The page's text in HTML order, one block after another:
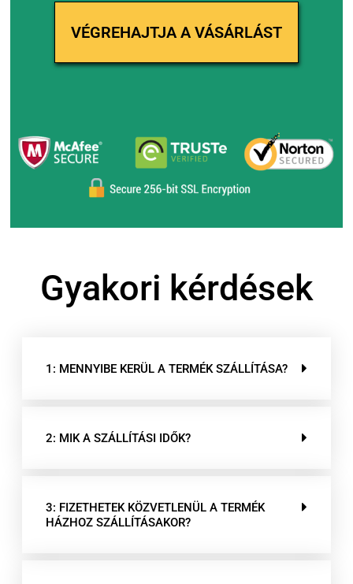
Gyakori kérdések
1: MENNYIBE KERÜL A TERMÉK SZÁLLÍTÁSA?
2: MIK A SZÁLLÍTÁSI IDŐK?
3: FIZETHETEK KÖZVETLENÜL A TERMÉK
HÁZHOZ SZÁLLÍTÁSAKOR?